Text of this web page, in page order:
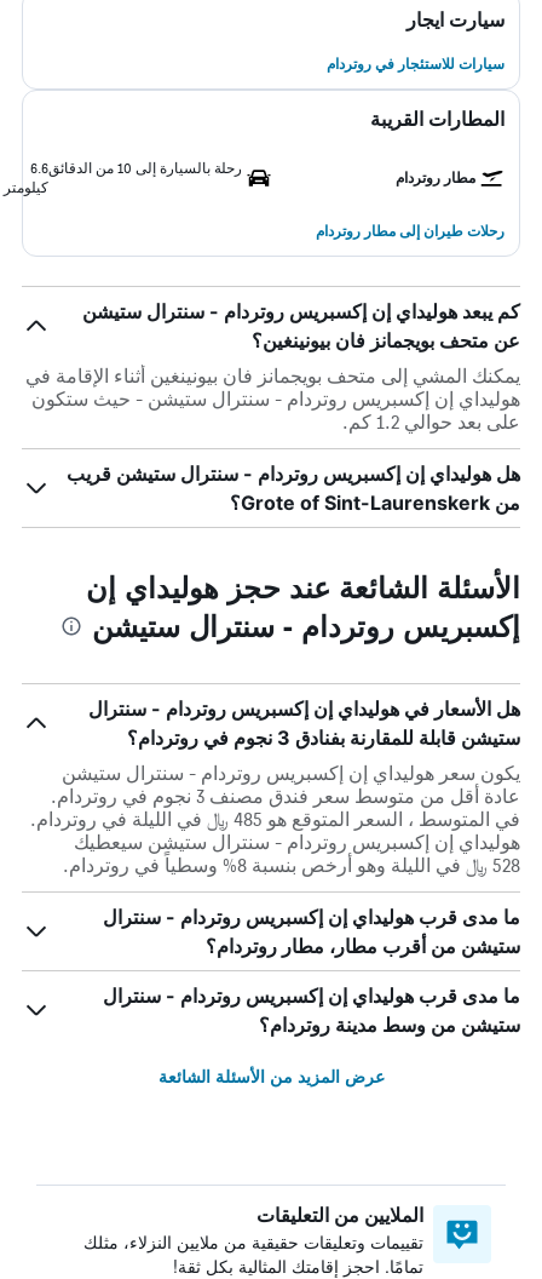
سيارت ايجار
سيارات للاستئجار في روتردام
المطارات القريبة
مطار روتردام
رحلة بالسيارة إلى 10 من الدقائق
6.6
كيلومتر
رحلات طيران إلى مطار روتردام
كم يبعد هوليداي إن إكسبريس روتردام - سنترال ستيشن
عن متحف بويجمانز فان بيونينغين؟
يمكنك المشي إلى متحف بويجمانز فان بيونينغين أثناء الإقامة في
هوليداي إن إكسبريس روتردام - سنترال ستيشن - حيث ستكون
على بعد حوالي 1.2 كم.
هل هوليداي إن إكسبريس روتردام - سنترال ستيشن قريب
من Grote of Sint-Laurenskerk؟
الأسئلة الشائعة عند حجز هوليداي إن
إكسبريس روتردام - سنترال ستيشن
هل الأسعار في هوليداي إن إكسبريس روتردام - سنترال
ستيشن قابلة للمقارنة بفنادق 3 نجوم في روتردام؟
يكون سعر هوليداي إن إكسبريس روتردام - سنترال ستيشن
عادة أقل من متوسط ​​سعر فندق مصنف 3 نجوم في روتردام.
في المتوسط ، السعر المتوقع هو 485 ﷼ في الليلة في روتردام.
هوليداي إن إكسبريس روتردام - سنترال ستيشن سيعطيك
528 ﷼ في الليلة وهو أرخص بنسبة 8% وسطياً في روتردام.
ما مدى قرب هوليداي إن إكسبريس روتردام - سنترال
ستيشن من أقرب مطار، مطار روتردام؟
ما مدى قرب هوليداي إن إكسبريس روتردام - سنترال
ستيشن من وسط مدينة روتردام؟
عرض المزيد من الأسئلة الشائعة
الملايين من التعليقات
تقييمات وتعليقات حقيقية من ملايين النزلاء، مثلك
تمامًا. احجز إقامتك المثالية بكل ثقة!